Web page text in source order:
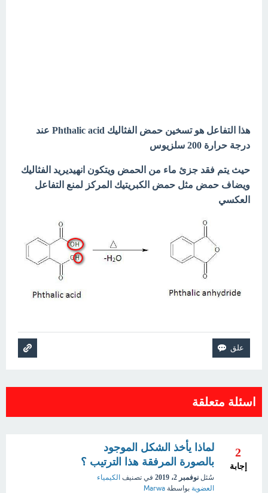
هذا التفاعل هو تسخين حمض الفثاليك Phthalic acid عند
درجة حرارة 200 سلزيوس
حيث يتم فقد جزئ ماء من الحمض ويتكون انهيديريد الفثاليك
ويضاف حمض مثل حمض الكبريتيك المركز لمنع التفاعل
العكسي
اسئلة متعلقة
2
إجابة
لماذا يأخذ الشكل الموجود
بالصورة المرفقة هذا الترتيب ؟
سُئل نوفمبر 2، 2019 في تصنيف الكيمياء
العضوية بواسطة Marwa